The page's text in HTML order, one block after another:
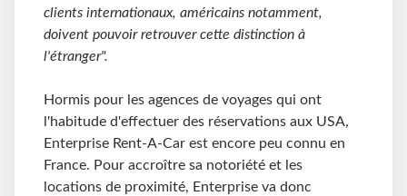
clients internationaux, américains notamment,
doivent pouvoir retrouver cette distinction à
l'étranger".
Hormis pour les agences de voyages qui ont
l'habitude d'effectuer des réservations aux USA,
Enterprise Rent-A-Car est encore peu connu en
France. Pour accroître sa notoriété et les
locations de proximité, Enterprise va donc